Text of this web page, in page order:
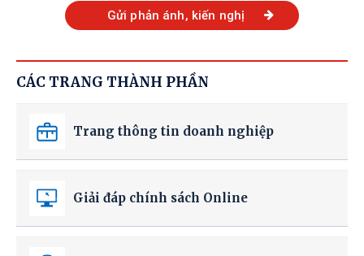
Gửi phản ánh, kiến nghị
CÁC TRANG THÀNH PHẦN
Trang thông tin doanh nghiệp
Giải đáp chính sách Online